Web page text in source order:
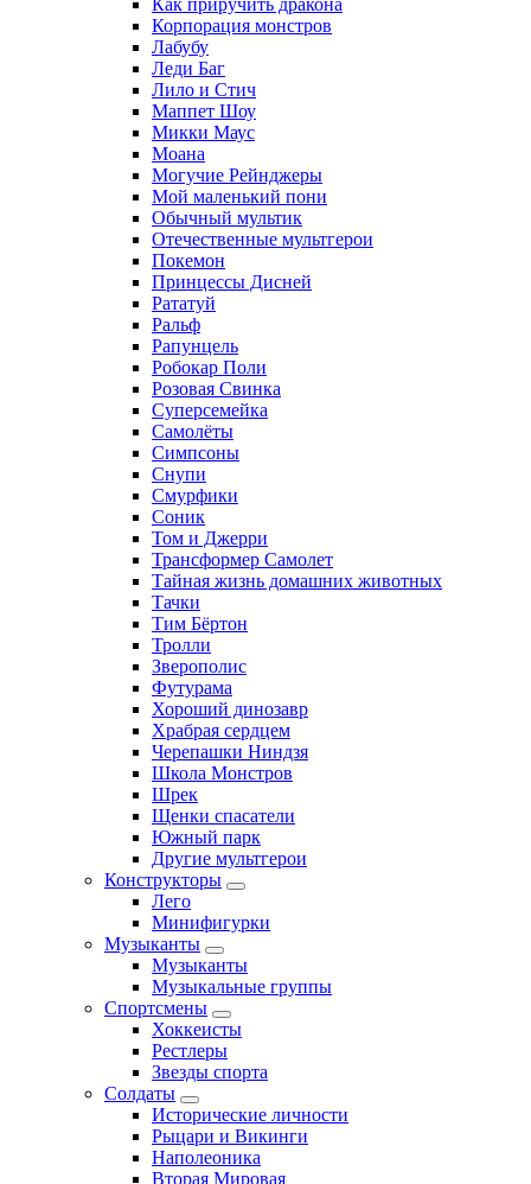
Как приручить дракона
Корпорация монстров
Лабубу
Леди Баг
Лило и Стич
Маппет Шоу
Микки Маус
Моана
Могучие Рейнджеры
Мой маленький пони
Обычный мультик
Отечественные мультгерои
Покемон
Принцессы Дисней
Рататуй
Ральф
Рапунцель
Робокар Поли
Розовая Свинка
Суперсемейка
Самолёты
Симпсоны
Снупи
Смурфики
Соник
Том и Джерри
Трансформер Самолет
Тайная жизнь домашних животных
Тачки
Тим Бёртон
Тролли
Зверополис
Футурама
Хороший динозавр
Храбрая сердцем
Черепашки Ниндзя
Школа Монстров
Шрек
Щенки спасатели
Южный парк
Другие мультгерои
Конструкторы
Лего
Минифигурки
Музыканты
Музыканты
Музыкальные группы
Спортсмены
Хоккеисты
Рестлеры
Звезды спорта
Солдаты
Исторические личности
Рыцари и Викинги
Наполеоника
Вторая Мировая